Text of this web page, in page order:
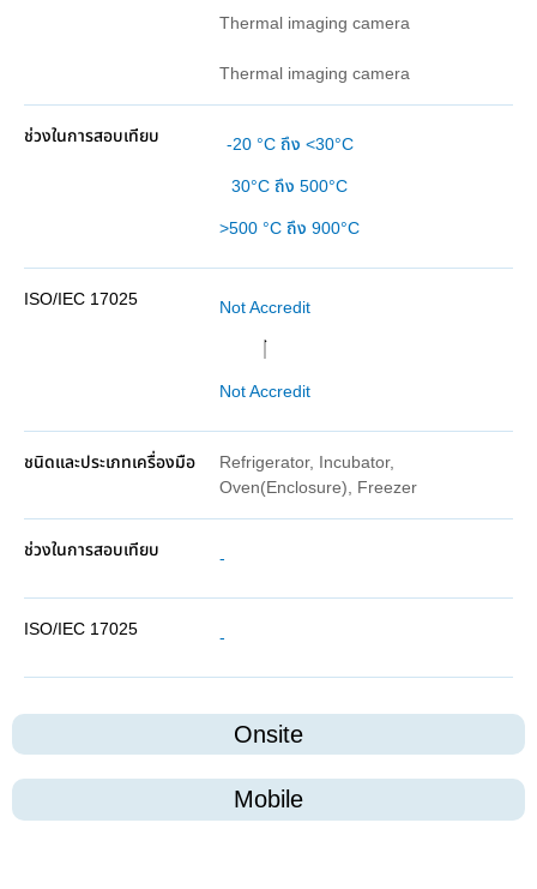
Onsite
Mobile
Thermal imaging camera
Thermal imaging camera
-20 °C ถึง <30°C
30°C ถึง 500°C
>500 °C ถึง 900°C
Not Accredit
Not Accredit
Refrigerator, Incubator,
Oven(Enclosure), Freezer
-
-